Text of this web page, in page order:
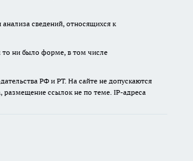
сведений, относящихся к
то ни было форме, в том числе
РФ и РТ. На сайте не допускаются
ссылок не по теме. IP-адреса